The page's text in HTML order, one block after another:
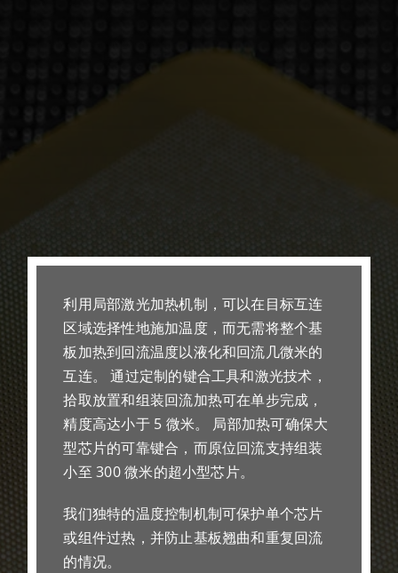
利用局部激光加热机制，可以在目标互连
区域选择性地施加温度，而无需将整个基
板加热到回流温度以液化和回流几微米的
互连。 通过定制的键合工具和激光技术，
拾取放置和组装回流加热可在单步完成，
精度高达小于 5 微米。 局部加热可确保大
型芯片的可靠键合，而原位回流支持组装
小至 300 微米的超小型芯片。
我们独特​​的温度控制机制可保护单个芯片
或组件过热，并防止基板翘曲和重复回流
的情况。